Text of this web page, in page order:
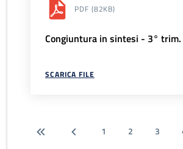
PDF (82KB)
Congiuntura in sintesi - 3°
SCARICA FILE
1 2 3